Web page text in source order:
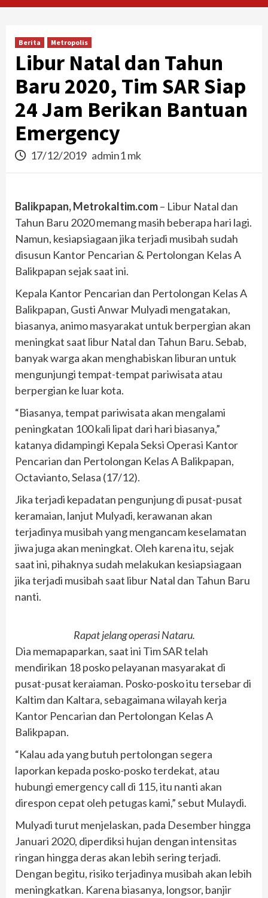
Berita Metropolis
Libur Natal dan Tahun
Baru 2020, Tim SAR Siap
24 Jam Berikan Bantuan
Emergency
17/12/2019 admin1 mk
Balikpapan, Metrokaltim.com– Libur Natal dan
Tahun Baru 2020 memang masih beberapa hari lagi.
Namun, kesiapsiagaan jika terjadi musibah sudah
disusun Kantor Pencarian & Pertolongan Kelas A
Balikpapan sejak saat ini.
Kepala Kantor Pencarian dan Pertolongan Kelas A
Balikpapan, Gusti Anwar Mulyadi mengatakan,
biasanya, animo masyarakat untuk berpergian akan
meningkat saat libur Natal dan Tahun Baru. Sebab,
banyak warga akan menghabiskan liburan untuk
mengunjungi tempat-tempat pariwisata atau
berpergian ke luar kota.
“Biasanya, tempat pariwisata akan mengalami
peningkatan 100 kali lipat dari hari biasanya,”
katanya didampingi Kepala Seksi Operasi Kantor
Pencarian dan Pertolongan Kelas A Balikpapan,
Octavianto, Selasa (17/12).
Jika terjadi kepadatan pengunjung di pusat-pusat
keramaian, lanjut Mulyadi, kerawanan akan
terjadinya musibah yang mengancam keselamatan
jiwa juga akan meningkat. Oleh karena itu, sejak
saat ini, pihaknya sudah melakukan kesiapsiagaan
jika terjadi musibah saat libur Natal dan Tahun Baru
nanti.
Rapat jelang operasi Nataru.
Dia memapaparkan, saat ini Tim SAR telah
mendirikan 18 posko pelayanan masyarakat di
pusat-pusat keraiaman. Posko-posko itu tersebar di
Kaltim dan Kaltara, sebagaimana wilayah kerja
Kantor Pencarian dan Pertolongan Kelas A
Balikpapan.
“Kalau ada yang butuh pertolongan segera
laporkan kepada posko-posko terdekat, atau
hubungi emergency call di 115, itu nanti akan
direspon cepat oleh petugas kami,” sebut Mulaydi.
Mulyadi turut menjelaskan, pada Desember hingga
Januari 2020, diperdiksi hujan dengan intensitas
ringan hingga deras akan lebih sering terjadi.
Dengan begitu, risiko terjadinya musibah akan lebih
meningkatkan. Karena biasanya, longsor, banjir